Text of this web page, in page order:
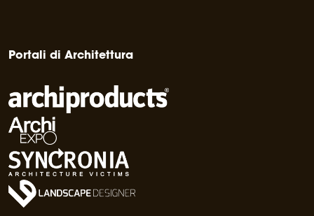
Portali di Architettura